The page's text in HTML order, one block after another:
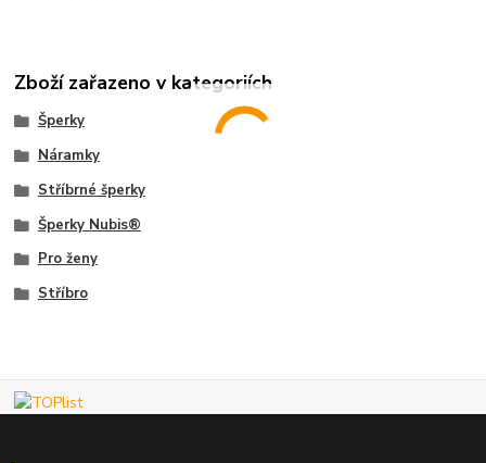
Zboží zařazeno v kategoriích
Šperky
Náramky
Stříbrné šperky
Šperky Nubis®
Pro ženy
Stříbro